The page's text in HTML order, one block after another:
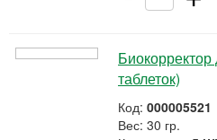
таблеток)
Код: 000005521
Вес: 30 гр.